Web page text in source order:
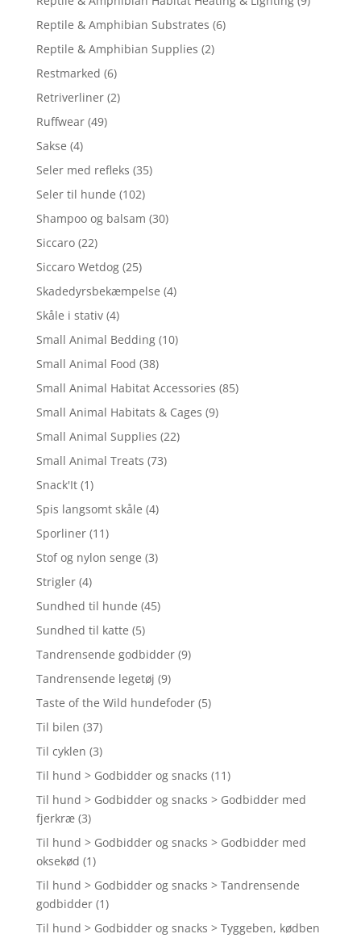
Reptile & Amphibian Substrates (6)
Reptile & Amphibian Supplies (2)
Restmarked (6)
Retriverliner (2)
Ruffwear (49)
Sakse (4)
Seler med refleks (35)
Seler til hunde (102)
Shampoo og balsam (30)
Siccaro (22)
Siccaro Wetdog (25)
Skadedyrsbekæmpelse (4)
Skåle i stativ (4)
Small Animal Bedding (10)
Small Animal Food (38)
Small Animal Habitat Accessories (85)
Small Animal Habitats & Cages (9)
Small Animal Supplies (22)
Small Animal Treats (73)
Snack'It (1)
Spis langsomt skåle (4)
Sporliner (11)
Stof og nylon senge (3)
Strigler (4)
Sundhed til hunde (45)
Sundhed til katte (5)
Tandrensende godbidder (9)
Tandrensende legetøj (9)
Taste of the Wild hundefoder (5)
Til bilen (37)
Til cyklen (3)
Til hund > Godbidder og snacks (11)
Til hund > Godbidder og snacks > Godbidder med
fjerkræ (3)
Til hund > Godbidder og snacks > Godbidder med
oksekød (1)
Til hund > Godbidder og snacks > Tandrensende
godbidder (1)
Til hund > Godbidder og snacks > Tyggeben, kødben